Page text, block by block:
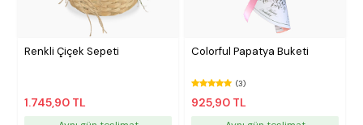
Renkli Çiçek Sepeti
1.745,90 TL
Colorful Papatya Buketi
(3)
925,90 TL